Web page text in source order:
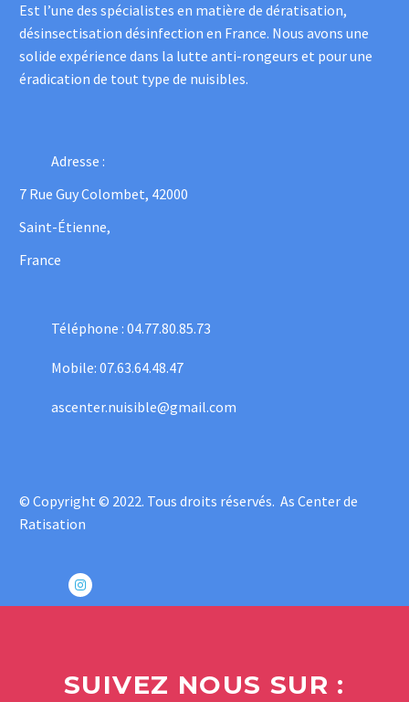
Est l’une des spécialistes en matière de dératisation,
désinsectisation désinfection en France. Nous avons une
solide expérience dans la lutte anti-rongeurs et pour une
éradication de tout type de nuisibles.
Adresse :
7 Rue Guy Colombet, 42000
Saint-Étienne,
France
Téléphone : 04.77.80.85.73
Mobile: 07.63.64.48.47
ascenter.nuisible@gmail.com
© Copyright © 2022. Tous droits réservés. As Center de
Ratisation
SUIVEZ NOUS SUR :